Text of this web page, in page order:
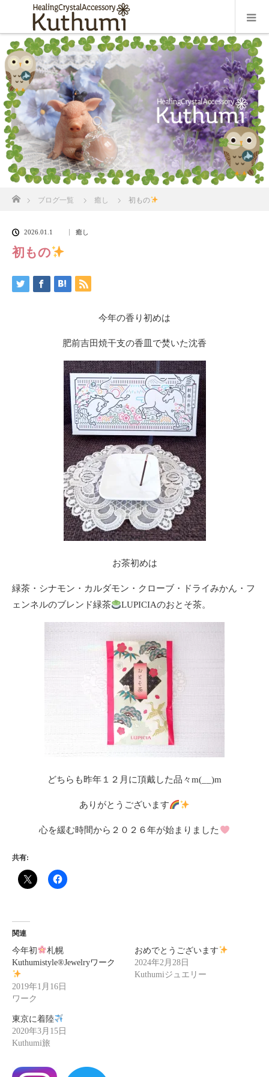
ブログ一覧 癒し 初もの
2026.01.1 癒し
初もの
今年の香り初めは
肥前吉田焼干支の香皿で焚いた沈香
お茶初めは
緑茶・シナモン・カルダモン・クローブ・ドライみかん・フ
ェンネルのブレンド緑茶
LUPICIAのおとそ茶。
どちらも昨年１２月に頂戴した品々m(__)m
ありがとうございます
心を緩む時間から２０２６年が始まりました
共有:
関連
今年初
札幌
Kuthumistyle®Jewelryワーク
2019年1月16日
ワーク
おめでとうございます
2024年2月28日
Kuthumiジュエリー
東京に着陸
2020年3月15日
Kuthumi旅